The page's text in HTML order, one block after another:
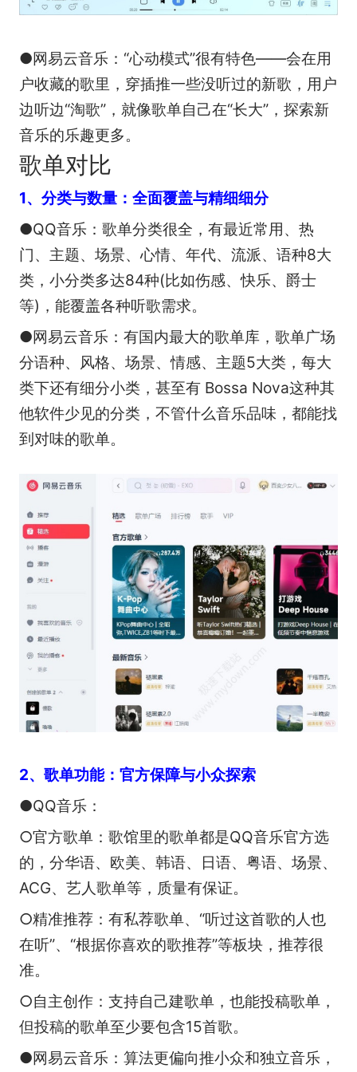
●网易云音乐：“心动模式”很有特色——会在用
户收藏的歌里，穿插推一些没听过的新歌，用户
边听边“淘歌”，就像歌单自己在“长大”，探索新
音乐的乐趣更多。
歌单对比
1、分类与数量：全面覆盖与精细细分
●QQ音乐：歌单分类很全，有最近常用、热
门、主题、场景、心情、年代、流派、语种8大
类，小分类多达84种(比如伤感、快乐、爵士
等)，能覆盖各种听歌需求。
●网易云音乐：有国内最大的歌单库，歌单广场
分语种、风格、场景、情感、主题5大类，每大
类下还有细分小类，甚至有 Bossa Nova这种其
他软件少见的分类，不管什么音乐品味，都能找
到对味的歌单。
2、歌单功能：官方保障与小众探索
●QQ音乐：
○官方歌单：歌馆里的歌单都是QQ音乐官方选
的，分华语、欧美、韩语、日语、粤语、场景、
ACG、艺人歌单等，质量有保证。
○精准推荐：有私荐歌单、“听过这首歌的人也
在听”、“根据你喜欢的歌推荐”等板块，推荐很
准。
○自主创作：支持自己建歌单，也能投稿歌单，
但投稿的歌单至少要包含15首歌。
●网易云音乐：算法更偏向推小众和独立音乐，